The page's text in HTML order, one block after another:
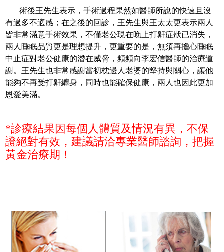
術後王先生表示，手術過程果然如醫師所說的快速且沒
有過多不適感；在之後的回診，王先生與王太太更表示兩人
皆非常滿意手術效果，不僅老公現在晚上打鼾症狀已消失，
兩人睡眠品質更是理想提升，更重要的是，無須再擔心睡眠
中止症對老公健康的潛在威脅，頻頻向李宏信醫師的治療道
謝。王先生也非常感謝當初枕邊人老婆的堅持與關心，讓他
能夠不再受打鼾纏身，同時也能確保健康，兩人也因此更加
恩愛美滿。
*診療結果因每個人體質及情況有異，不保
證絕對有效，建議請洽專業醫師諮詢，把握
黃金治療期！